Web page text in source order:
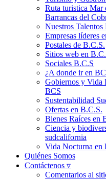
Ruta turistica Mar
Barrancas del
Nuestros Talentos
Empresas líderes
Postales de B.C.S.
Sitios web en
Sociales B.C.S
¿A donde ir en
Gobiernos y Vida
BCS
Sustentabilidad
Ofertas en B.C.S.
Bienes Raíces en
Ciencia y
sudcalifornia
Vida Nocturna en
Quiénes Somos
Contáctenos ▿
Comentarios al